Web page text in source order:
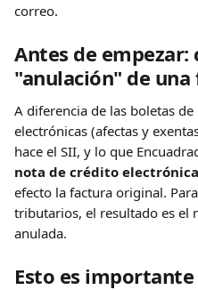
correo.
Antes de
"anulación" de
A diferencia de las boletas
electrónicas (afectas y
hace el SII, y lo que
nota de crédito
efecto la factura original.
tributarios, el resultado es el
anulada.
Esto es